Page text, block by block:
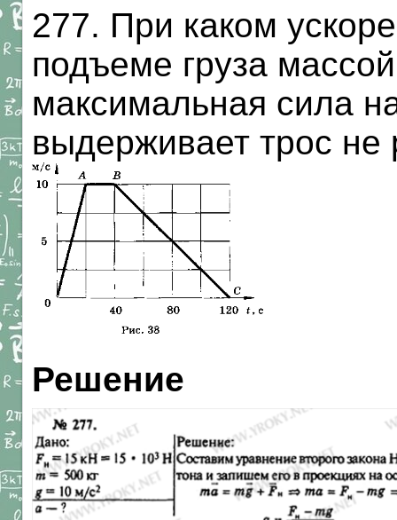
277. При каком
подъеме груза
максимальная сила
выдерживает трос не
Решение